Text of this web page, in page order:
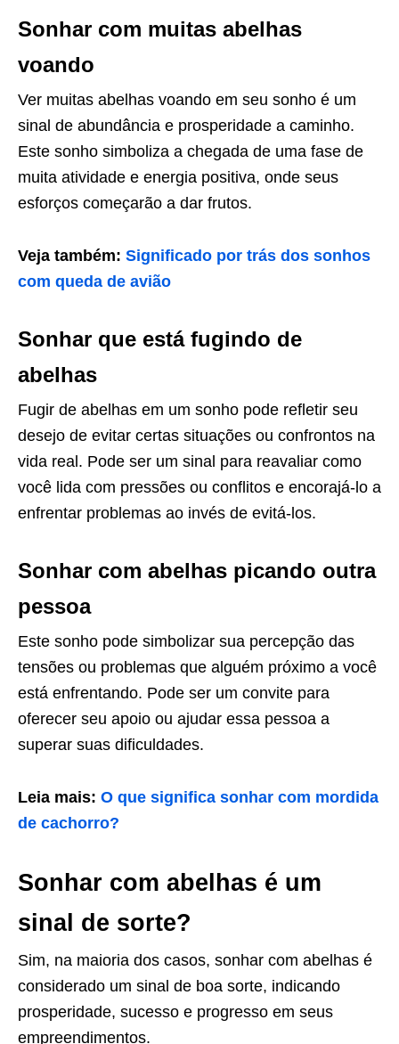
Sonhar com muitas abelhas
voando
Ver muitas abelhas voando em seu sonho é um
sinal de abundância e prosperidade a caminho.
Este sonho simboliza a chegada de uma fase de
muita atividade e energia positiva, onde seus
esforços começarão a dar frutos.
Veja também: Significado por trás dos sonhos
com queda de avião
Sonhar que está fugindo de
abelhas
Fugir de abelhas em um sonho pode refletir seu
desejo de evitar certas situações ou confrontos na
vida real. Pode ser um sinal para reavaliar como
você lida com pressões ou conflitos e encorajá-lo a
enfrentar problemas ao invés de evitá-los.
Sonhar com abelhas picando outra
pessoa
Este sonho pode simbolizar sua percepção das
tensões ou problemas que alguém próximo a você
está enfrentando. Pode ser um convite para
oferecer seu apoio ou ajudar essa pessoa a
superar suas dificuldades.
Leia mais: O que significa sonhar com mordida
de cachorro?
Sonhar com abelhas é um
sinal de sorte?
Sim, na maioria dos casos, sonhar com abelhas é
considerado um sinal de boa sorte, indicando
prosperidade, sucesso e progresso em seus
empreendimentos.